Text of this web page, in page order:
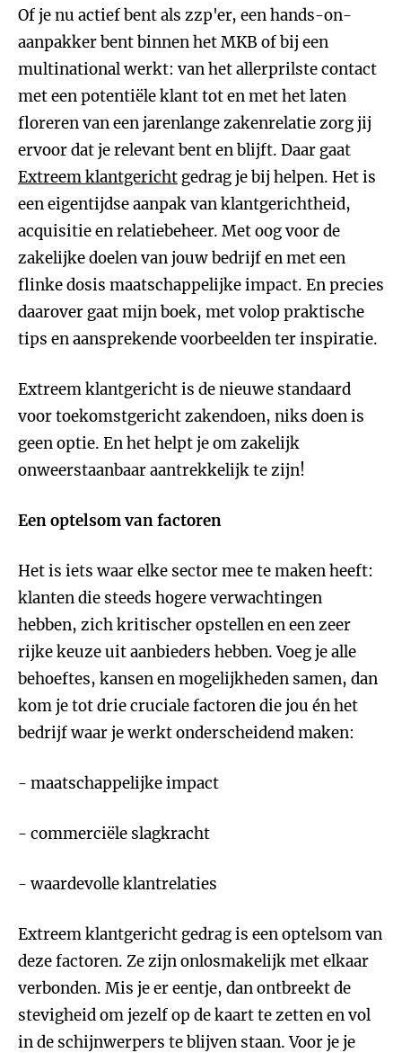
Of je nu actief bent als zzp'er, een hands-on-
aanpakker bent binnen het MKB of bij een
multinational werkt: van het allerprilste contact
met een potentiële klant tot en met het laten
floreren van een jarenlange zakenrelatie zorg jij
ervoor dat je relevant bent en blijft. Daar gaat
Extreem klantgericht gedrag je bij helpen. Het is
een eigentijdse aanpak van klantgerichtheid,
acquisitie en relatiebeheer. Met oog voor de
zakelijke doelen van jouw bedrijf en met een
flinke dosis maatschappelijke impact. En precies
daarover gaat mijn boek, met volop praktische
tips en aansprekende voorbeelden ter inspiratie.
Extreem klantgericht is de nieuwe standaard
voor toekomstgericht zakendoen, niks doen is
geen optie. En het helpt je om zakelijk
onweerstaanbaar aantrekkelijk te zijn!
Een optelsom van factoren
Het is iets waar elke sector mee te maken heeft:
klanten die steeds hogere verwachtingen
hebben, zich kritischer opstellen en een zeer
rijke keuze uit aanbieders hebben. Voeg je alle
behoeftes, kansen en mogelijkheden samen, dan
kom je tot drie cruciale factoren die jou én het
bedrijf waar je werkt onderscheidend maken:
- maatschappelijke impact
- commerciële slagkracht
- waardevolle klantrelaties
Extreem klantgericht gedrag is een optelsom van
deze factoren. Ze zijn onlosmakelijk met elkaar
verbonden. Mis je er eentje, dan ontbreekt de
stevigheid om jezelf op de kaart te zetten en vol
in de schijnwerpers te blijven staan. Voor je je